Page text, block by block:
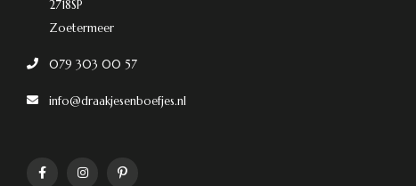
2718SP
Zoetermeer
079 303 00 57
info@draakjesenboefjes.nl